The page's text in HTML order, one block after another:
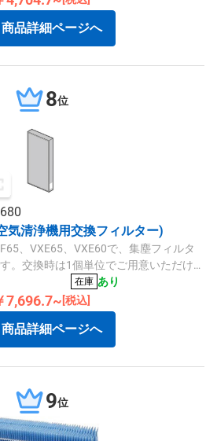
商品詳細ページへ
8位
気清浄機用交換フィルター)
、VXE65、VXE60で、集塵フィルタ
。交換時は1個単位でご用意いただけま
在庫 あり
7,696.7~ [税込]
商品詳細ページへ
9位